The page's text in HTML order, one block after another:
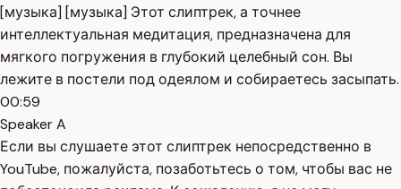
[музыка] [музыка] Этот слиптрек, а точнее
интеллектуальная медитация, предназначена для
мягкого погружения в глубокий целебный сон. Вы
лежите в постели под одеялом и собираетесь засыпать.
00:59
Speaker A
Если вы слушаете этот слиптрек непосредственно в
YouTube, пожалуйста, позаботьтесь о том, чтобы вас не